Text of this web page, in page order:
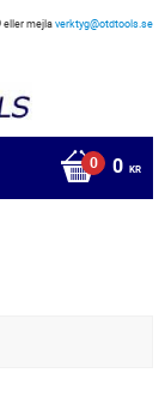
eller mejlaverktyg@otdtools.se
0 KR